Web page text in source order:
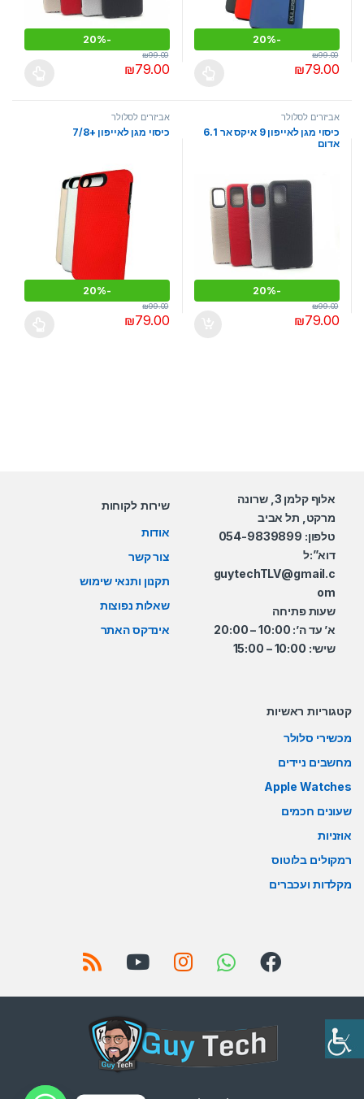
-
20%
₪79.00
₪99.00
-
20%
₪79.00
₪99.00
אביזרים לסלולר
כיסוי מגן לאייפון 9 איקס אר 6.1
אדום
-
20%
₪79.00
₪99.00
אביזרים לסלולר
כיסוי מגן לאייפון +7/8
-
20%
₪79.00
₪99.00
אלוף קלמן 3, שרונה
מרקט, תל אביב
טלפון: 054-9839899
דוא”:ל
guytechTLV@gmail.c
om
שעות פתיחה
א’ עד ה’: 10:00 – 20:00
שישי: 10:00 – 15:00
שירות לקוחות
אודות
צור קשר
תקנון ותנאי שימוש
שאלות נפוצות
אינדקס האתר
קטגוריות ראשיות
מכשירי סלולר
מחשבים ניידים
Apple Watches
שעונים חכמים
אוזניות
רמקולים בלוטוס
מקלדות ועכברים